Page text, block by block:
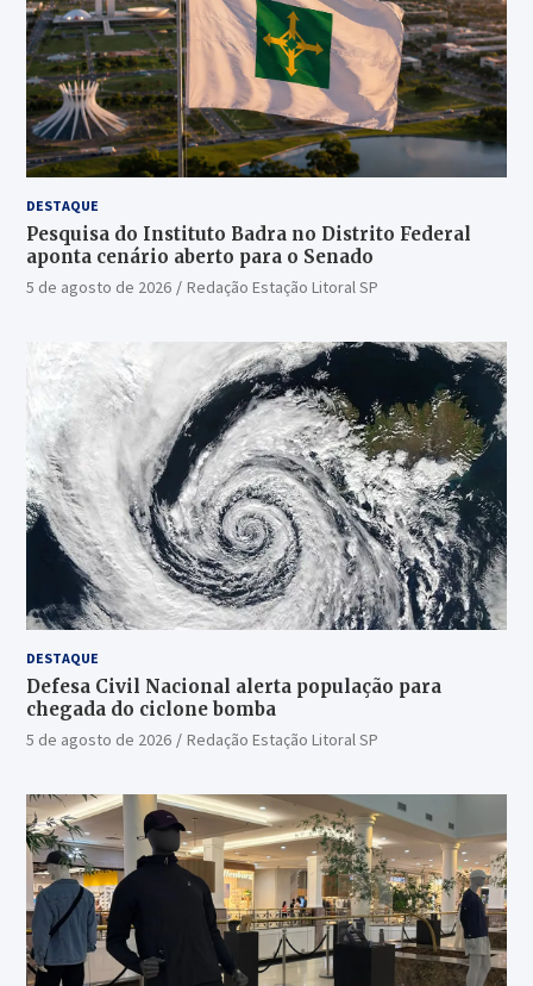
DESTAQUE
Pesquisa do Instituto Badra no Distrito Federal
aponta cenário aberto para o Senado
5 de agosto de 2026 Redação Estação Litoral SP
DESTAQUE
Defesa Civil Nacional alerta população para
chegada do ciclone bomba
5 de agosto de 2026 Redação Estação Litoral SP